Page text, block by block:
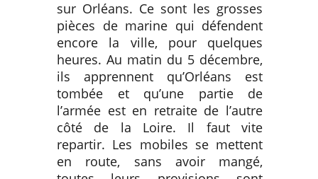
sur Orléans. Ce sont les grosses
pièces de marine qui défendent
encore la ville, pour quelques
heures. Au matin du 5 décembre,
ils apprennent qu’Orléans est
tombée et qu’une partie de
l’armée est en retraite de l’autre
côté de la Loire. Il faut vite
repartir. Les mobiles se mettent
en route, sans avoir mangé,